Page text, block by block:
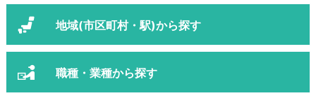
地域(市区町村・駅)から探す
職種・業種から探す